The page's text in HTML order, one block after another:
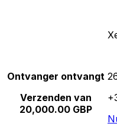
Ontvanger ontvangt
Verzenden van
20,000.00 GBP